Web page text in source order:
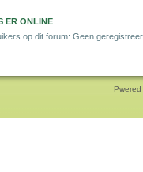
ER ONLINE
op dit forum: Geen